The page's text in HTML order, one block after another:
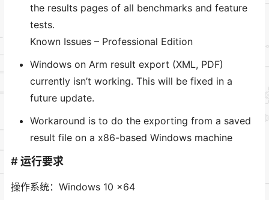
the results pages of all benchmarks and feature
tests.
Known Issues – Professional Edition
Windows on Arm result export (XML, PDF)
currently isn’t working. This will be fixed in a
future update.
Workaround is to do the exporting from a saved
result file on a x86-based Windows machine
# 运行要求
操作系统：Windows 10 x64